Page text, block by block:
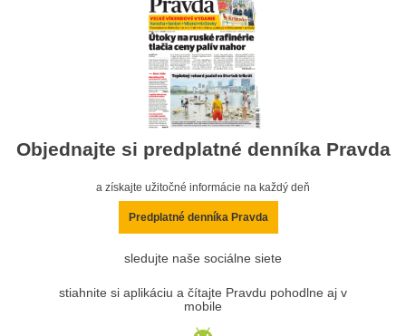
Objednajte si predplatné denníka Pravda
a získajte užitočné informácie na každý deň
Predplatné denníka Pravda
sledujte naše sociálne siete
stiahnite si aplikáciu a čítajte Pravdu pohodlne aj v
mobile